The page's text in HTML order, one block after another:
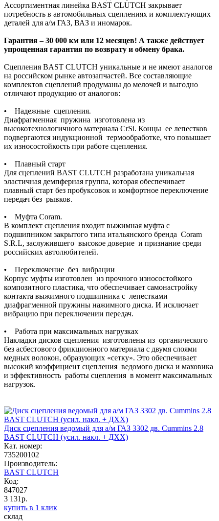
Ассортиментная линейка BAST CLUTCH закрывает
потребность в автомобильных сцеплениях и комплектующих
деталей для а/м ГАЗ, ВАЗ и иномарок.
Гарантия – 30 000 км или 12 месяцев! А также действует
упрощенная гарантия по возврату и обмену брака.
Сцепления BAST CLUTCH уникальные и не имеют аналогов
на российском рынке автозапчастей. Все составляющие
комплектов сцеплений продуманы до мелочей и выгодно
отличают продукцию от аналогов:
• Надежные сцепления.
Диафрагменная пружина изготовлена из
высокотехнологичного материала CrSi. Концы ее лепестков
подвергаются индукционной термообработке, что повышает
их износостойкость при работе сцепления.
• Плавный старт
Для сцеплений BAST CLUTCH разработана уникальная
эластичная демпферная группа, которая обеспечивает
плавный старт без пробуксовок и комфортное переключение
передач без рывков.
• Муфта Coram.
В комплект сцепления входит выжимная муфта с
подшипником закрытого типа итальянского бренда Coram
S.R.L, заслужившего высокое доверие и признание среди
российских автолюбителей.
• Переключение без вибрации
Корпус муфты изготовлен из прочного износостойкого
композитного пластика, что обеспечивает самонастройку
контакта выжимного подшипника с лепестками
диафрагменной пружины нажимного диска. И исключает
вибрацию при переключении передач.
• Работа при максимальных нагрузках
Накладки дисков сцепления изготовлены из органического
без асбестового фрикционного материала с двумя слоями
медных волокон, образующих «сетку». Это обеспечивает
высокий коэффициент сцепления ведомого диска и маховика
и эффективность работы сцепления в момент максимальных
нагрузок.
Диск сцепления ведомый для а/м ГАЗ 3302 дв. Cummins 2.8
BAST CLUTCH (усил. накл. + ДХХ)
Кат. номер:
735200102
Производитель:
BAST CLUTCH
Код:
847027
3 131р.
купить в 1 клик
склад